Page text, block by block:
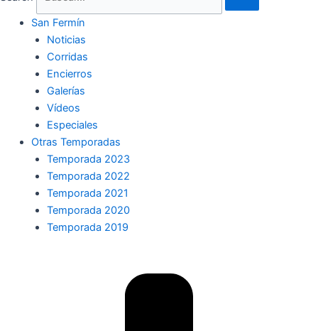
San Fermín
Noticias
Corridas
Encierros
Galerías
Vídeos
Especiales
Otras Temporadas
Temporada 2023
Temporada 2022
Temporada 2021
Temporada 2020
Temporada 2019